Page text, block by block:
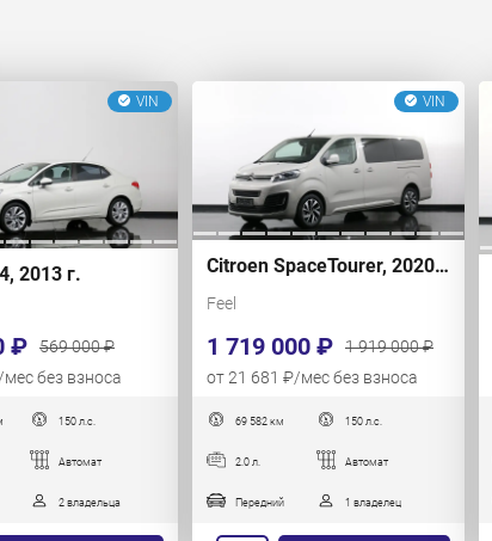
VIN
2013 г.
₽
569 000 ₽
без взноса
150 л.с.
Автомат
2 владельца
VIN
Citroen SpaceTourer, 2020 г.
Feel
1 719 000 ₽
1 919 000 ₽
от 21 681 ₽/мес без взноса
69 582 км 150 л.с.
2.0 л. Автомат
Передний 1 владелец